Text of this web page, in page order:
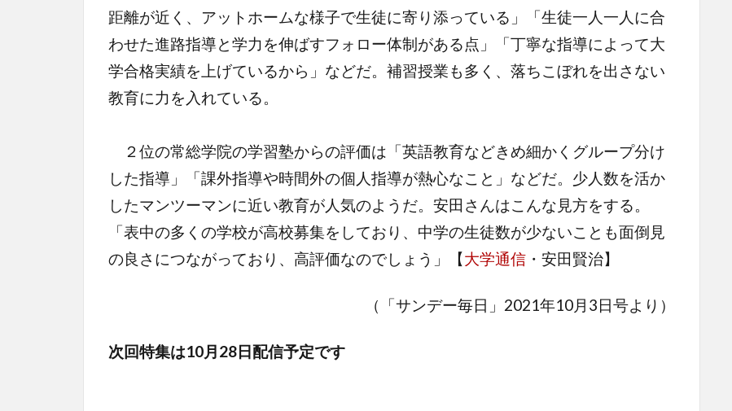
距離が近く、アットホームな様子で生徒に寄り添っている」「生徒一人一人に合
わせた進路指導と学力を伸ばすフォロー体制がある点」「丁寧な指導によって大
学合格実績を上げているから」などだ。補習授業も多く、落ちこぼれを出さない
教育に力を入れている。
２位の常総学院の学習塾からの評価は「英語教育などきめ細かくグループ分け
した指導」「課外指導や時間外の個人指導が熱心なこと」などだ。少人数を活か
したマンツーマンに近い教育が人気のようだ。安田さんはこんな見方をする。
「表中の多くの学校が高校募集をしており、中学の生徒数が少ないことも面倒見
の良さにつながっており、高評価なのでしょう」【大学通信 ・安田賢治】
（「サンデー毎日」2021年10月3日号より）
次回特集は10月28日配信予定です